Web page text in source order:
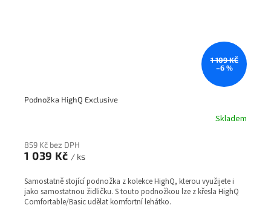
1 109 KČ
–6 %
Podnožka HighQ Exclusive
Skladem
859 Kč bez DPH
1 039 Kč / ks
Samostatně stojící podnožka z kolekce HighQ, kterou využijete i
jako samostatnou židličku. S touto podnožkou lze z křesla HighQ
Comfortable/Basic udělat komfortní lehátko.